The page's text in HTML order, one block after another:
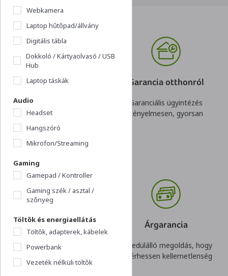
Webkamera
Laptop hűtőpad/állvány
Digitális tábla
Dokkoló / Kártyaolvasó / USB
Hub
Laptop táskák
Audio
Headset
Hangszóró
Mikrofon/Streaming
Gaming
Gamepad / Kontroller
Gaming szék / asztal /
szőnyeg
Töltők és energiaellátás
Töltők, adapterek, kábelek
Powerbank
Vezeték nélküli töltők
Online hitel
Kényelmes és gyors
igénylés,
rugalmas konstrukció
Garancia otthonról
Garanciális ügyintézés
kényelmesen, gyorsan
Visszavásárlási
garancia
Nincs kockázata egy gyors
döntésnek. Akár cégeknek
Árgarancia
Egyedülálló megoldás, hogy
ne érhessen kellemetlenség